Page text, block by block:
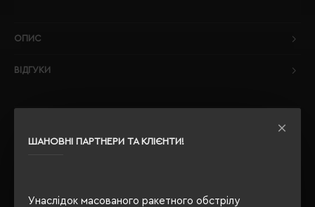
ШАНОВНІ ПАРТНЕРИ ТА КЛІЄНТИ!
Унаслідок масованого ракетного обстрілу
ОПИС
ВІДГУКИ
РЕКОМЕНДУЄМО